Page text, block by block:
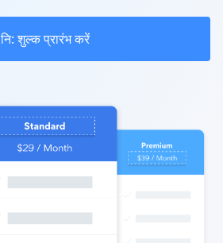
नि: शुल्क प्रारंभ करें